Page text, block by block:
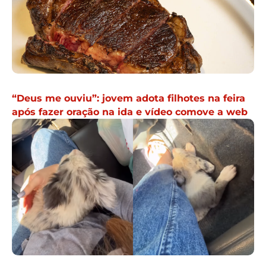
“Deus me ouviu”: jovem adota filhotes na feira
após fazer oração na ida e vídeo comove a web